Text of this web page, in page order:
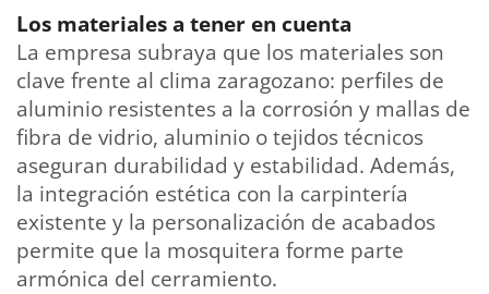
Los materiales a tener en cuenta
La empresa subraya que los materiales son
clave frente al clima zaragozano: perfiles de
aluminio resistentes a la corrosión y mallas de
fibra de vidrio, aluminio o tejidos técnicos
aseguran durabilidad y estabilidad. Además,
la integración estética con la carpintería
existente y la personalización de acabados
permite que la mosquitera forme parte
armónica del cerramiento.